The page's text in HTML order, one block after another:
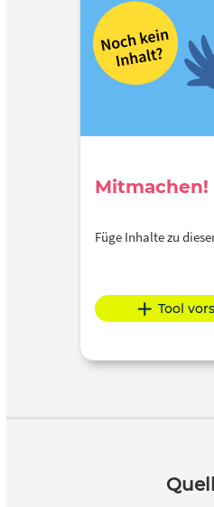
Mitmachen!
Füge Inhalte zu
Tool